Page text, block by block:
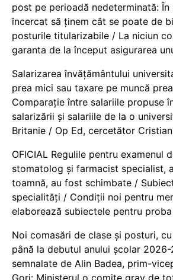
post pe perioadă nedeterminată: În
încercat să ținem cât se poate de
posturile titularizabile / La niciun
garanta de la început asigurarea
Salarizarea învățământului
prea mici sau taxare pe muncă
Comparație între salariile propuse
salarizării și salariile de la o
Britanie / Op Ed, cercetător
OFICIAL Regulile pentru examenul
stomatolog și farmacist specialist,
toamnă, au fost schimbate /
specialități / Condiții noi pentru
elaborează subiectele pentru
Noi comasări de clase și posturi,
până la debutul anului școlar 2026-
semnalate de Alin Badea, prim-
Gorj: Ministerul o comite grav de